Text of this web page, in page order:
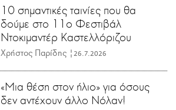
10 σημαντικές ταινίες που θα
δούμε στο 11ο Φεστιβάλ
Ντοκιμαντέρ Καστελλόριζου
Χρήστος Παρίδης | 26.7.2026
«Μια θέση στον ήλιο» για όσους
δεν αντέχουν άλλο Νόλαν!